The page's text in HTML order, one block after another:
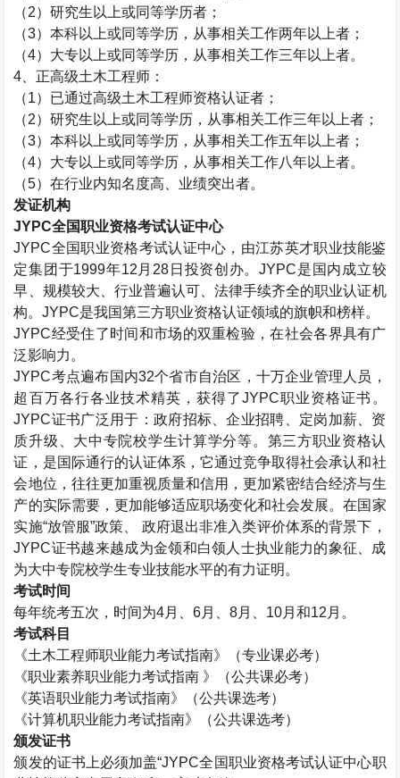
（2）研究生以上或同等学历者；
（3）本科以上或同等学历，从事相关工作两年以上者；
（4）大专以上或同等学历，从事相关工作三年以上者。
4、正高级土木工程师 ：
（1）已通过高级土木工程师资格认证者；
（2）研究生以上或同等学历，从事相关工作三年以上者；
（3）本科以上或同等学历，从事相关工作五年以上者；
（4）大专以上或同等学历，从事相关工作八年以上者。
（5）在行业内知名度高、业绩突出者。
发证机构
JYPC全国职业资格考试认证中心
JYPC全国职业资格考试认证中心，由江苏英才职业技能鉴
定集团于1999年12月28日投资创办。JYPC是国内成立较
早、规模较大、行业普遍认可、法律手续齐全的职业认证机
构。JYPC是我国第三方职业资格认证领域的旗帜和榜样。
JYPC经受住了时间和市场的双重检验，在社会各界具有广
泛影响力。
JYPC考点遍布国内32个省市自治区，十万企业管理人员，
超百万各行各业技术精英，获得了JYPC职业资格证书。
JYPC证书广泛用于：政府招标、企业招聘、定岗加薪、资
质升级、大中专院校学生计算学分等。第三方职业资格认
证，是国际通行的认证体系，它通过竞争取得社会承认和社
会地位，往往更加重视质量和信用，更加紧密结合经济与生
产的实际需要，更加能够适应职场变化和社会发展。在国家
实施“放管服”政策、 政府退出非准入类评价体系的背景下，
JYPC证书越来越成为金领和白领人士执业能力的象征、成
为大中专院校学生专业技能水平的有力证明。
考试时间
每年统考五次，时间为4月、6月、8月、10月和12月。
考试科目
《土木工程师职业能力考试指南》（专业课必考）
《职业素养职业能力考试指南 》（公共课必考）
《英语职业能力考试指南》（公共课选考）
《计算机职业能力考试指南》（公共课选考）
颁发证书
颁发的证书上必须加盖“JYPC全国职业资格考试认证中心职